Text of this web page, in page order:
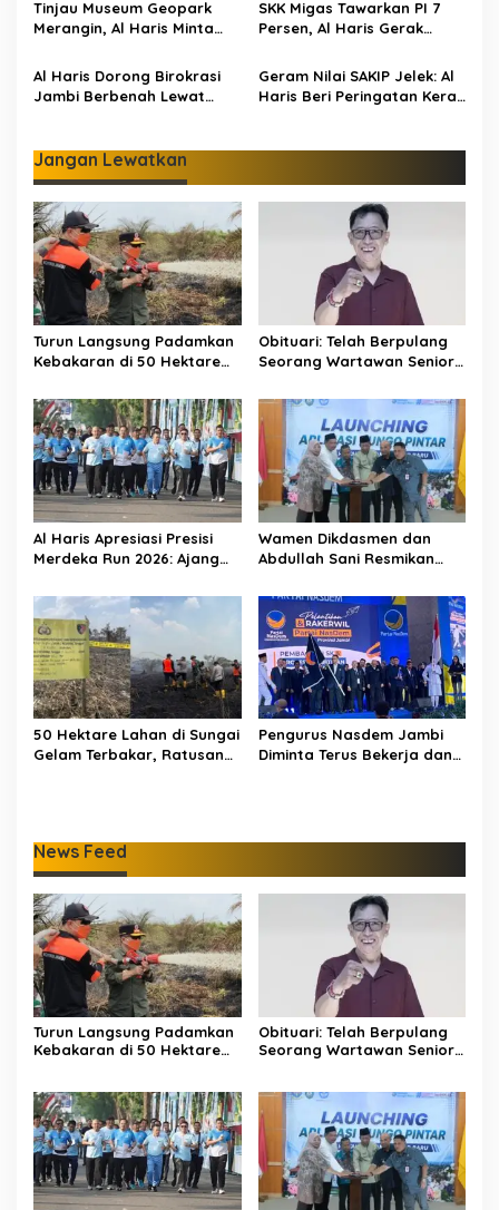
Infrastruktur
Radikalisme
Tinjau Museum Geopark
Merangin, Al Haris Minta
dan Tambah Koleksi
SKK Migas Tawarkan PI 7
Persen, Al Haris Gerak
BUMD dan Pansus
Al Haris Dorong Birokrasi
Jambi Berbenah Lewat
Geram Nilai SAKIP Jelek: Al
Haris Beri Peringatan Keras
Jangan Lewatkan
Turun Langsung Padamkan
Kebakaran di 50 Hektare
Minta Desa di Jambi Siaga
Karhutla
Obituari: Telah Berpulang
Seorang Wartawan Senior
Atau Hery Rawas
Al Haris Apresiasi Presisi
Merdeka Run 2026: Ajang
UMKM Jambi
Wamen Dikdasmen dan
Abdullah Sani Resmikan
Digitalisasi Pendidikan
Jambi
50 Hektare Lahan di Sungai
Gelam Terbakar, Ratusan
Pengurus Nasdem Jambi
Diminta Terus Bekerja dan
News Feed
Turun Langsung Padamkan
Kebakaran di 50 Hektare
Karhutla
Obituari: Telah Berpulang
Seorang Wartawan Senior